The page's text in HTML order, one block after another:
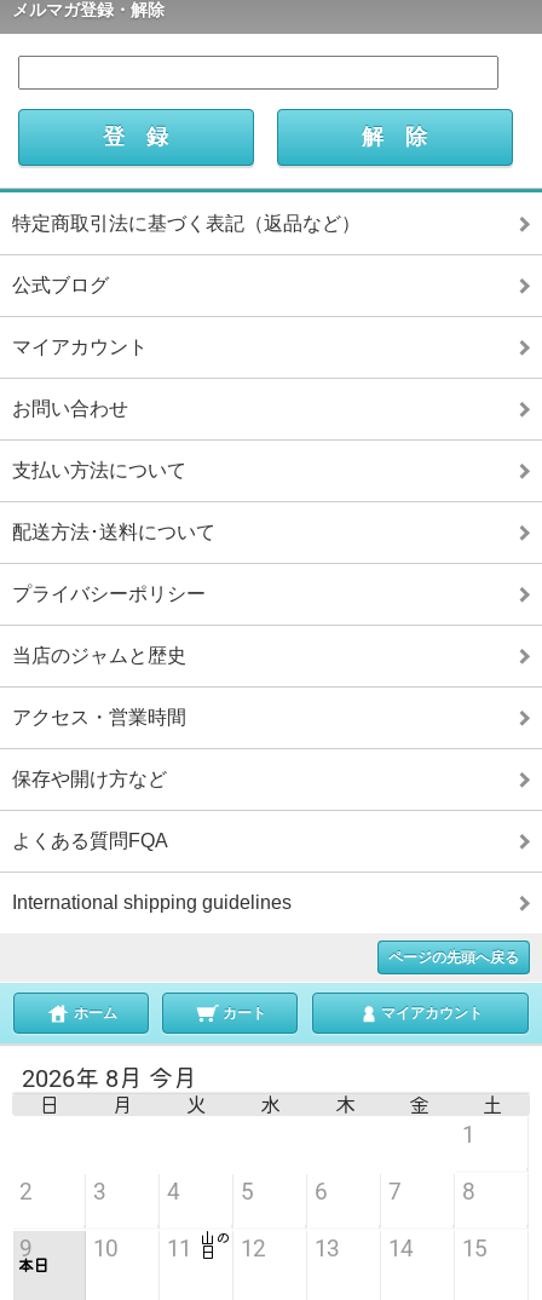
メルマガ登録・解除
特定商取引法に基づく表記（返品など）
公式ブログ
マイアカウント
お問い合わせ
支払い方法について
配送方法･送料について
プライバシーポリシー
当店のジャムと歴史
アクセス・営業時間
保存や開け方など
よくある質問FQA
International shipping guidelines
ページの先頭へ戻る
ホーム カート マイアカウント